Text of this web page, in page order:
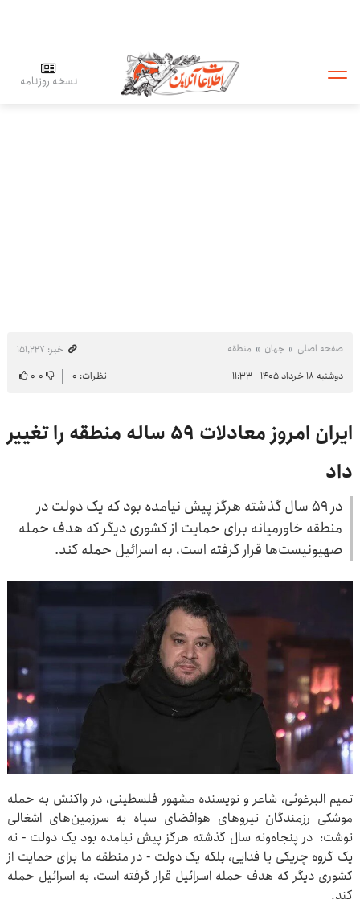
نسخه روزنامه
صفحه اصلی جهان منطقه
خبر: ۱۵۱٬۲۲۷
دوشنبه ۱۸ خرداد ۱۴۰۵ - ۱۱:۳۳
نظرات: ۰ ۰-۰
ایران امروز معادلات ۵۹ ساله منطقه را تغییر
داد
در ۵۹ سال گذشته هرگز پیش نیامده بود که یک دولت در
منطقه خاورمیانه برای حمایت از کشوری دیگر که هدف حمله
صهیونیست‌ها قرار گرفته است، به اسرائیل حمله کند.
تمیم البرغوثی، شاعر و نویسنده مشهور فلسطینی، در واکنش به حمله
موشکی رزمندگان نیروهای هوافضای سپاه به سرزمین‌های اشغالی
نوشت: در پنجاه‌ونه سال گذشته هرگز پیش نیامده بود یک دولت - نه
یک گروه چریکی یا فدایی، بلکه یک دولت - در منطقه ما برای حمایت از
کشوری دیگر که هدف حمله اسرائیل قرار گرفته است، به اسرائیل حمله
کند.